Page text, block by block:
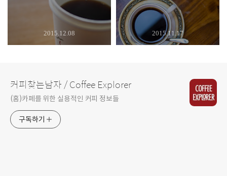
2015.12.08 2015.11.17
커피찾는남자 / Coffee Explorer
(홈)카페를 위한 실용적인 커피 정보들
구독하기